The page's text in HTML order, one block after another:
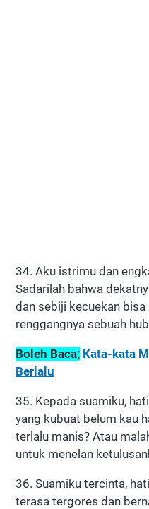
34. Aku istrimu dan
Sadarilah bahwa
dan sebiji kecuekan
renggangnya sebuah
Boleh Baca; Kata-kata
Berlalu
35. Kepada suamiku,
yang kubuat belum kau
terlalu manis? Atau
untuk menelan
36. Suamiku tercinta,
terasa tergores dan